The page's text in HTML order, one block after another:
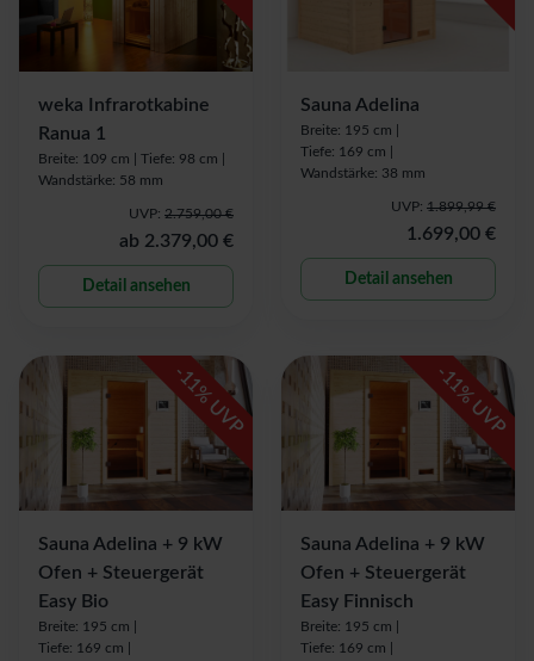
weka Infrarotkabine
Ranua 1
Breite: 109 cm |
Tiefe: 98 cm |
Wandstärke: 58 mm
UVP: 2.759,00 €
ab 2.379,00 €
Detail ansehen
Sauna Adelina
Breite: 195 cm |
Tiefe: 169 cm |
Wandstärke: 38 mm
UVP: 1.899,99 €
1.699,00 €
Detail ansehen
-
11
% UVP
Sauna Adelina + 9 kW
Ofen + Steuergerät
Easy Bio
Breite: 195 cm |
Tiefe: 169 cm |
-
11
% UVP
Sauna Adelina + 9 kW
Ofen + Steuergerät
Easy Finnisch
Breite: 195 cm |
Tiefe: 169 cm |